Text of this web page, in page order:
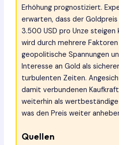
Erhöhung prognostiziert.
erwarten, dass der
3.500 USD pro Unze steigen
wird durch mehrere
geopolitische Spannungen
Interesse an Gold als
turbulenten Zeiten.
damit verbundenen
weiterhin als
was den Preis weiter
Quellen